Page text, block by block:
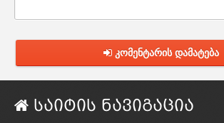
კომენტარის დამატება
საიტის ნავიგაცია